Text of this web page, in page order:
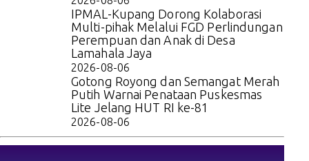
IPMAL-Kupang Dorong Kolaborasi
Multi-pihak Melalui FGD Perlindungan
Perempuan dan Anak di Desa
Lamahala Jaya
2026-08-06
Gotong Royong dan Semangat Merah
Putih Warnai Penataan Puskesmas
Lite Jelang HUT RI ke-81
2026-08-06